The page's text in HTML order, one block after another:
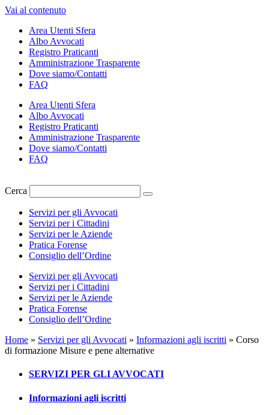
Vai al contenuto
Area Utenti Sfera
Albo Avvocati
Registro Praticanti
Amministrazione Trasparente
Dove siamo/Contatti
FAQ
Area Utenti Sfera
Albo Avvocati
Registro Praticanti
Amministrazione Trasparente
Dove siamo/Contatti
FAQ
Cerca
Servizi per gli Avvocati
Servizi per i Cittadini
Servizi per le Aziende
Pratica Forense
Consiglio dell’Ordine
Servizi per gli Avvocati
Servizi per i Cittadini
Servizi per le Aziende
Pratica Forense
Consiglio dell’Ordine
Home » Servizi per gli Avvocati » Informazioni agli iscritti » Corso
di formazione Misure e pene alternative
SERVIZI PER GLI AVVOCATI
Informazioni agli iscritti